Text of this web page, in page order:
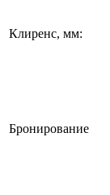
Клиренс, мм:
Бронирование